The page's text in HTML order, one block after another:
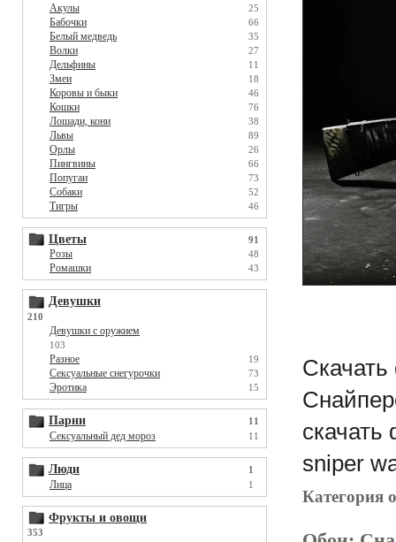
Акулы 25
Бабочки 66
Белый медведь 35
Волки 27
Дельфины 11
Змеи 18
Коровы и быки 46
Кошки 76
Лошади, кони 38
Львы 89
Орлы 26
Пингвины 66
Попугаи 73
Собаки 52
Тигры 46
Цветы 91
Розы 48
Ромашки 43
Девушки
210
Девушки с оружием
103
Разное 19
Сексуальные снегурочки 73
Эротика 15
Парни 11
Сексуальный дед мороз 11
Люди 1
Лица 1
Фрукты и овощи
353
Скачать
скачать
sniper
Категория